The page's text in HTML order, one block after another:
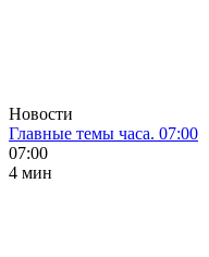
Новости
Главные темы часа. 07:00
07:00
4 мин